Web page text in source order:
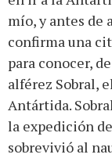
mío, y antes de
confirma una
para conocer,
alférez Sobral,
Antártida.
la expedición
sobrevivió al